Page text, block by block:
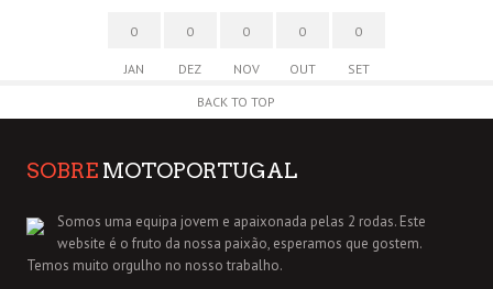
0
JAN
0
DEZ
0
NOV
0
OUT
0
SET
BACK TO TOP
SOBRE MOTOPORTUGAL
Somos uma equipa jovem e apaixonada pelas 2 rodas. Este
website é o fruto da nossa paixão, esperamos que gostem.
Temos muito orgulho no nosso trabalho.